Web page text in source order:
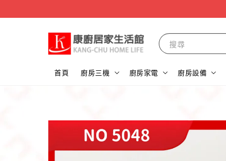
搜尋
首頁 廚房三機 廚房家電 廚房設備